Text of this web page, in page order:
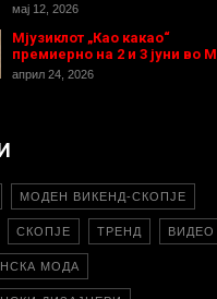
мај 12, 2026
Мјузиклот „Као какао“
премиерно на 2 и 3 јуни во
април 24, 2026
МОДЕН ВИКЕНД-СКОПЈЕ
СКОПЈЕ ТРЕНД ВИДЕО
МОДА